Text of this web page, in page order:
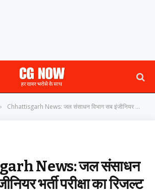
Chhattisgarh News: जल संसाधन विभाग सब इंजीनियर भर्ती परीक्षा का रिजल्ट घोषित
News: जल संसाधन
भर्ती परीक्षा का रिजल्ट